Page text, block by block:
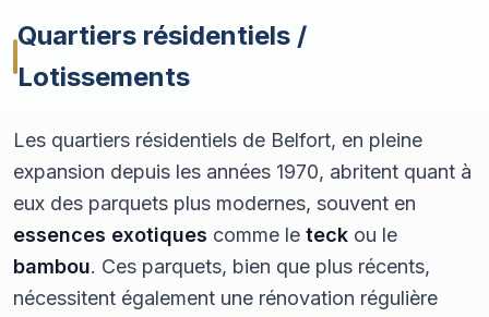
Quartiers résidentiels /
Lotissements
Les quartiers résidentiels de Belfort, en pleine
expansion depuis les années 1970, abritent quant à
eux des parquets plus modernes, souvent en
essences exotiques comme le teck ou le
bambou. Ces parquets, bien que plus récents,
nécessitent également une rénovation régulière